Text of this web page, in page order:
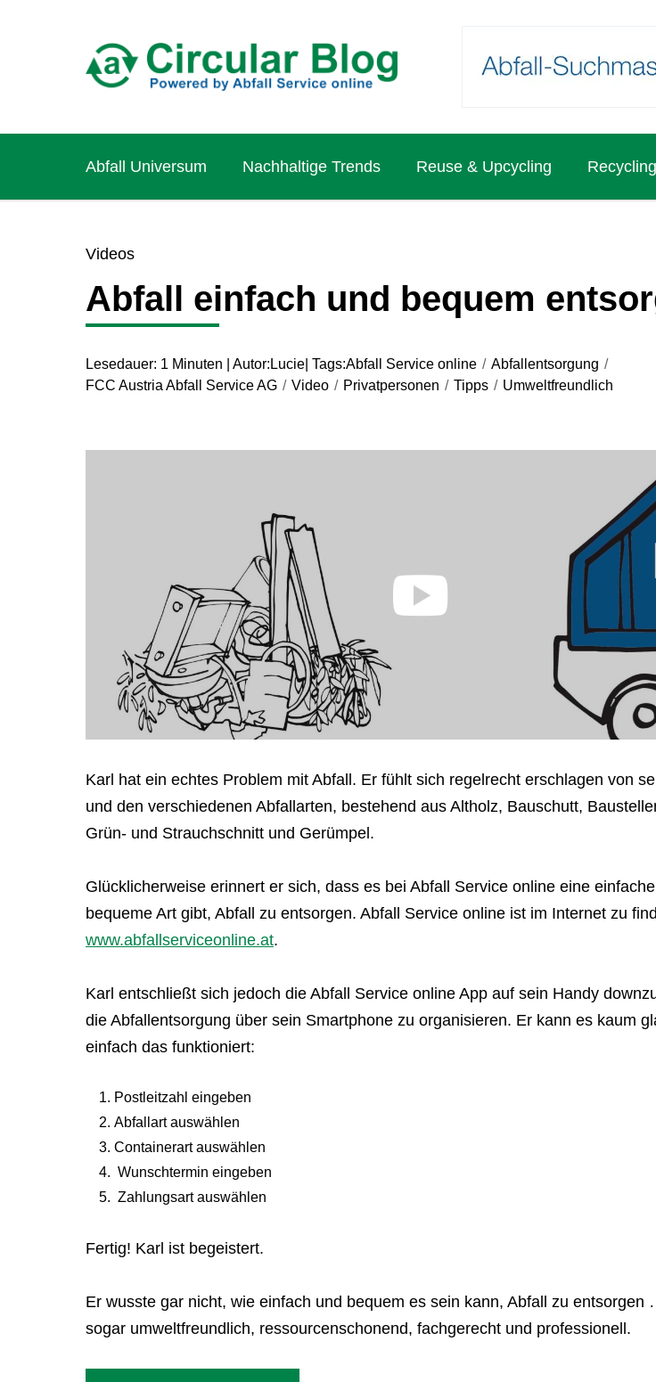
Abfall Universum Nachhaltige Trends Reuse & Upcycling Recycling
Videos
Abfall einfach und bequem
Lesedauer: 1 Minuten | Autor: Lucie | Tags:Abfall Service online / Abfallentsorgung /
FCC Austria Abfall Service AG / Video / Privatpersonen / Tipps / Umweltfreundlich
Karl hat ein echtes Problem mit Abfall. Er fühlt sich regelrecht erschlagen von
und den verschiedenen Abfallarten, bestehend aus Altholz, Bauschutt,
Grün- und Strauchschnitt und Gerümpel.
Glücklicherweise erinnert er sich, dass es bei Abfall Service online eine
bequeme Art gibt, Abfall zu entsorgen. Abfall Service online ist im Internet zu
www.abfallserviceonline.at.
Karl entschließt sich jedoch die Abfall Service online App auf sein Handy
die Abfallentsorgung über sein Smartphone zu organisieren. Er kann es kaum
einfach das funktioniert:
Postleitzahl eingeben
Abfallart auswählen
Containerart auswählen
Wunschtermin eingeben
Zahlungsart auswählen
Fertig! Karl ist begeistert.
Er wusste gar nicht, wie einfach und bequem es sein kann, Abfall zu entsorgen
sogar umweltfreundlich, ressourcenschonend, fachgerecht und professionell.